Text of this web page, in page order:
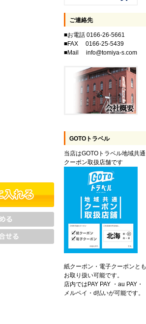
ご連絡先
■お電話 0166-26-5661
■FAX 0166-25-5439
■Mail info@tomiya-s.com
GOTOトラベル
当店はGOTOトラベル地域共通
クーポン取扱店舗です
紙クーポン・電子クーポンとも
お取り扱い可能です。
店内ではPAY PAY ・au PAY・
メルペイ・d払いが可能です。